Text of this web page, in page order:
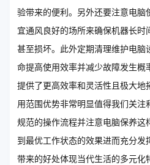
验带来的便利。另外还要注意电
宜通风良好的场所来确保机器长
甚至损坏。此外定期清理维护电
命提高使用效率并减少故障发生
提供了更高效率和灵活性且极大
用范围优势非常明显值得我们关
规范的操作流程并注意电脑保养
到最优工作状态的效果进而充分
带来的好处体现当代生活的多元